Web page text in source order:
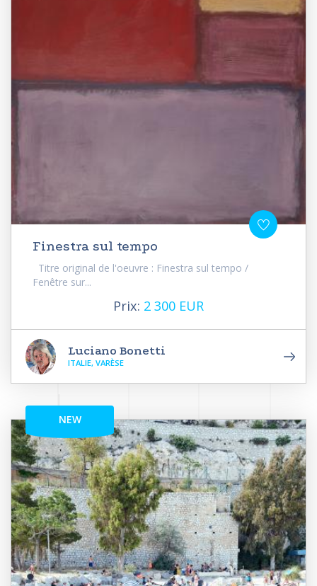
Finestra sul tempo
Titre original de l'oeuvre : Finestra sul tempo /
Fenêtre sur...
Prix: 2 300 EUR
Luciano Bonetti
ITALIE, VARÈSE
NEW